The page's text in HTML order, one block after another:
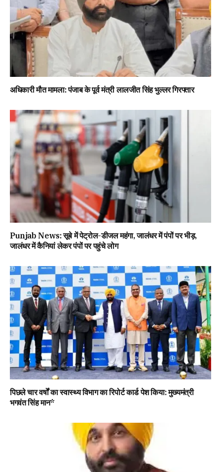
अधिकारी मौत मामला: पंजाब के पूर्व मंत्री लालजीत सिंह भुल्लर गिरफ्तार
Punjab News: सूबे में पेट्रोल-डीजल महंगा, जालंधर में पंपों पर भीड़,
जालंधर में कैनियां लेकर पंपों पर पहुंचे लोग
पिछले चार वर्षों का स्वास्थ्य विभाग का रिपोर्ट कार्ड पेश किया: मुख्यमंत्री
भगवंत सिंह मान*